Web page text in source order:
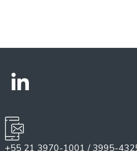
+55 21 3970-1001 / 3995-